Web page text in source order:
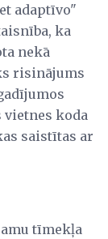
adaptīvo"
ka
nekā
risinājums
vietnes koda
saistītas ar
tīmekļa